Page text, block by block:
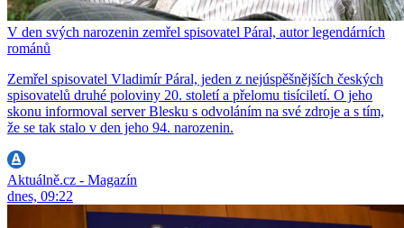
V den svých narozenin zemřel spisovatel Páral, autor legendárních
románů
Zemřel spisovatel Vladimír Páral, jeden z nejúspěšnějších českých
spisovatelů druhé poloviny 20. století a přelomu tisíciletí. O jeho
skonu informoval server Blesku s odvoláním na své zdroje a s tím,
že se tak stalo v den jeho 94. narozenin.
Aktuálně.cz - Magazín
dnes, 09:22